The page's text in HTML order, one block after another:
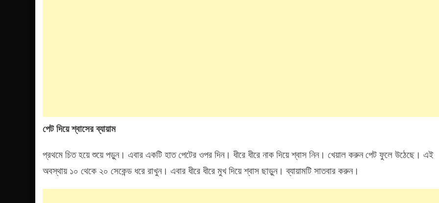
পেট দিয়ে শ্বাসের ব্যায়াম
প্রথমে চিত হয়ে শুয়ে পড়ুন। এবার একটি হাত পেটের ওপর দিন। ধীরে ধীরে নাক দিয়ে শ্বাস নিন। খেয়াল করুন পেট ফুলে উঠেছে। এই
অবস্থায় ১০ থেকে ২০ সেকেন্ড ধরে রাখুন। এবার ধীরে ধীরে মুখ দিয়ে শ্বাস ছাড়ুন। ব্যায়ামটি সাতবার করুন।